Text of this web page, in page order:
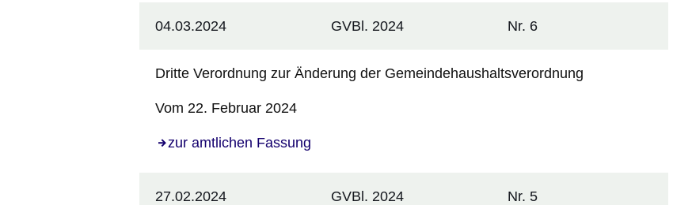
04.03.2024 GVBl. 2024 Nr. 6
Dritte Verordnung zur Änderung der Gemeindehaushaltsverordnung
Vom 22. Februar 2024
zur amtlichen Fassung
27.02.2024 GVBl. 2024 Nr. 5